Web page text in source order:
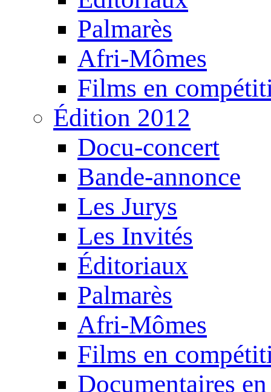
Palmarès
Afri-Mômes
Films en
Édition 2012
Docu-concert
Bande-annonce
Les Jurys
Les Invités
Éditoriaux
Palmarès
Afri-Mômes
Films en
Documentaires